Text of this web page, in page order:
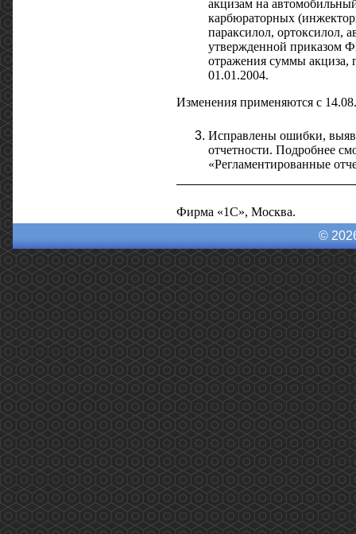
акцизам на
карбюраторных
параксилол, ортоксилол,
утвержденной приказом
отражения суммы акциза,
01.01.2004.
Изменения применяются с
Исправлены ошибки,
отчетности. Подробнее
«Регламентированные
Фирма «1С», Москва.
©